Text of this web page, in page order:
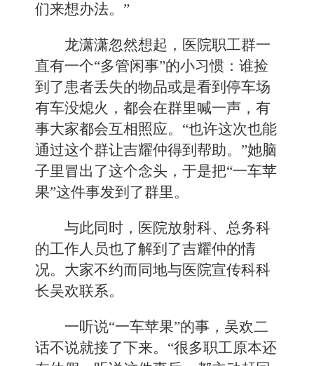
们来想办法。”
龙潇潇忽然想起，医院职工群一
直有一个“多管闲事”的小习惯：谁捡
到了患者丢失的物品或是看到停车场
有车没熄火，都会在群里喊一声，有
事大家都会互相照应。“也许这次也能
通过这个群让吉耀仲得到帮助。”她脑
子里冒出了这个念头，于是把“一车苹
果”这件事发到了群里。
与此同时，医院放射科、总务科
的工作人员也了解到了吉耀仲的情
况。大家不约而同地与医院宣传科科
长吴欢联系。
一听说“一车苹果”的事，吴欢二
话不说就接了下来。“很多职工原本还